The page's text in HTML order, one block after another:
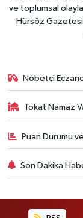
ve toplumsal
Hürsöz
Nöbetçi
Tokat Namaz
Puan Durumu
Son Dakika